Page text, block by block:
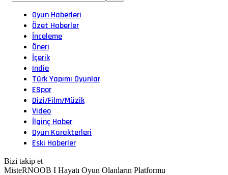
Oyun Haberleri
Özet Haberler
İnceleme
Öneri
İçerik
Indie
Türk Yapımı Oyunlar
ESpor
Dizi/Film/Müzik
Video
İlginç Haber
Oyun Karakterleri
Eski Haberler
Bizi takip et
MisteRNOOB I Hayatı Oyun Olanların Platformu